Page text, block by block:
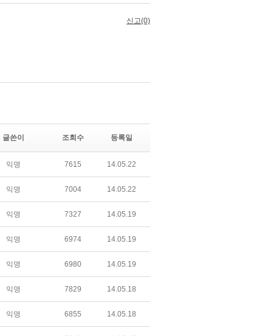
글쓴이 조회수 등록일
익명 7615 14.05.22
익명 7004 14.05.22
익명 7327 14.05.19
익명 6974 14.05.19
익명 6980 14.05.19
익명 7829 14.05.18
익명 6855 14.05.18